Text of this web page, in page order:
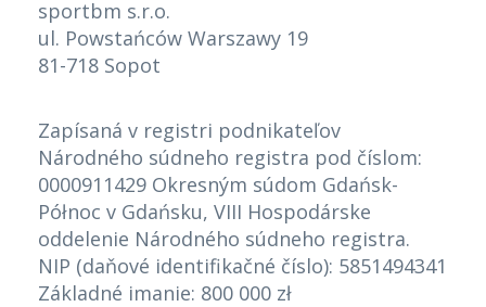
sportbm s.r.o.
ul. Powstańców Warszawy 19
81-718 Sopot
Zapísaná v registri podnikateľov
Národného súdneho registra pod číslom:
0000911429 Okresným súdom Gdańsk-
Północ v Gdańsku, VIII Hospodárske
oddelenie Národného súdneho registra.
NIP (daňové identifikačné číslo): 5851494341
Základné imanie: 800 000 zł